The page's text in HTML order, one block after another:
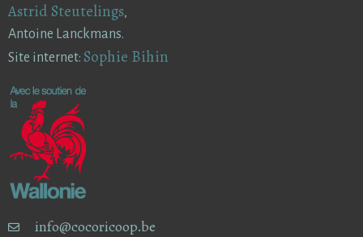
Astrid Steutelings,
Antoine Lanckmans.
Site internet: Sophie Bihin
info@cocoricoop.be